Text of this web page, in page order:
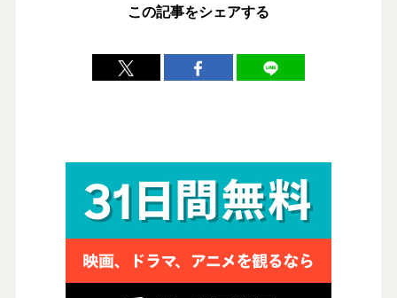
この記事をシェアする